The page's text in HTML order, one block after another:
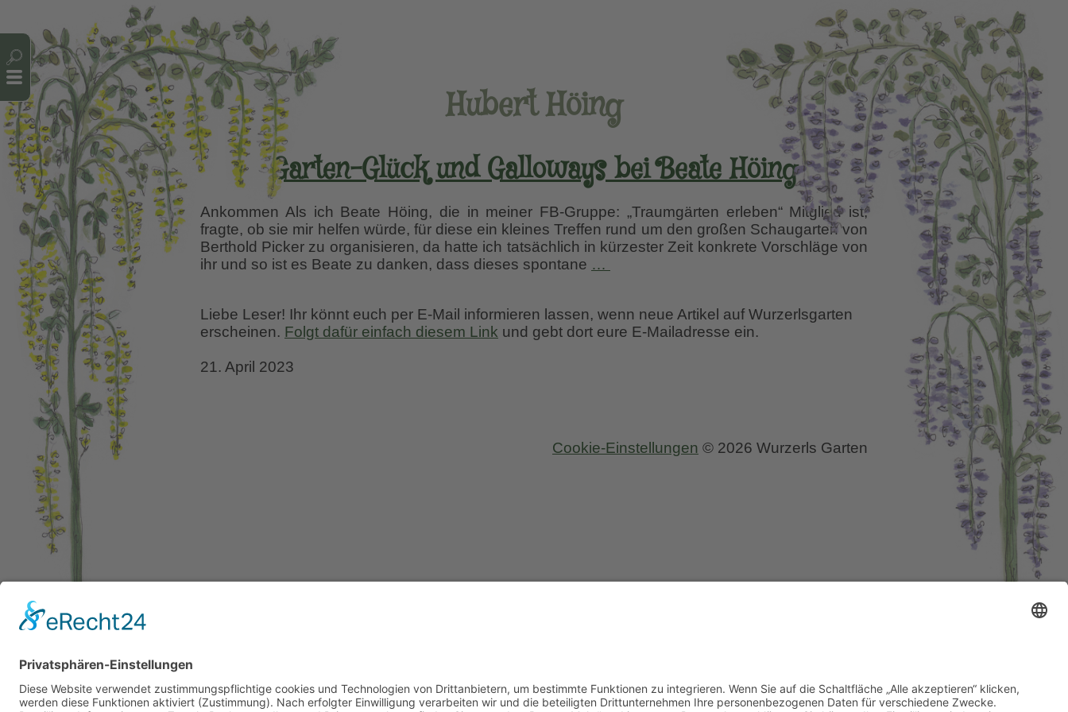
Hubert Höing
Garten-Glück und Galloways bei Beate Höing
Ankommen Als ich Beate Höing, die in meiner FB-Gruppe: „Traumgärten erleben“ Mitglied ist,
fragte, ob sie mir helfen würde, für diese ein kleines Treffen rund um den großen Schaugarten von
Berthold Picker zu organisieren, da hatte ich tatsächlich in kürzester Zeit konkrete Vorschläge von
ihr und so ist es Beate zu danken, dass dieses spontane …
Galloways
bei
Liebe Leser! Ihr könnt euch per E-Mail informieren lassen, wenn neue Artikel auf Wurzerlsgarten
erscheinen. Folgt dafür einfach diesem Link und gebt dort eure E-Mailadresse ein.
21. April 2023
Cookie-Einstellungen © 2026 Wurzerls Garten
Cookie-Einstellungen